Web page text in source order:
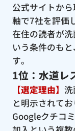
公式サイトか
軸で7社を評価
在住の読者が
いう条件のも
す。
1位：水道レ
【選定理由】
と明示されて
Googleクチコ